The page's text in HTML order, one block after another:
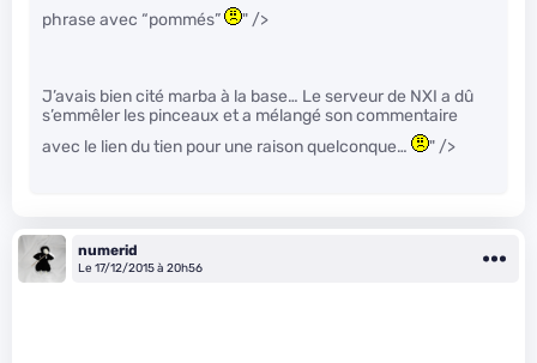
phrase avec “pommés”
" />
J’avais bien cité marba à la base… Le serveur de NXI a dû
s’emmêler les pinceaux et a mélangé son commentaire
avec le lien du tien pour une raison quelconque…
" />
numerid
Le 17/12/2015 à 20h56